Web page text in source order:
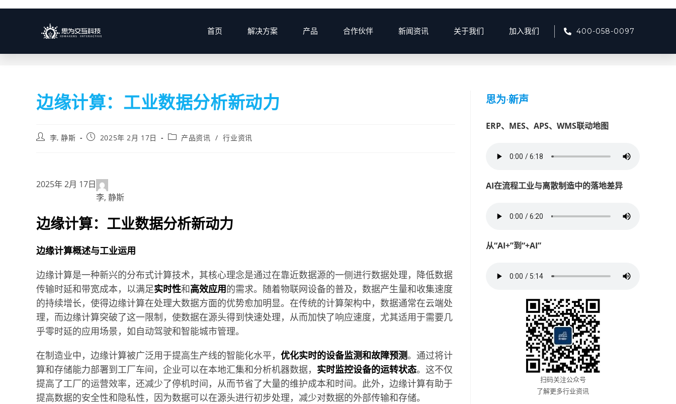
首页 解决方案 产品 合作伙伴 新闻资讯 关于我们 加入我们 400-058-0097
博客 2025 > 2月 > 产品资讯 边缘计算：工业数据分析新动力
边缘计算：工业数据分析新动力
李, 静斯 2025年 2月 17日 产品资讯 / 行业资讯
2025年 2月 17日
李, 静斯
边缘计算：工业数据分析新动力
边缘计算概述与工业运用
边缘计算是一种新兴的分布式计算技术，其核心理念是通过在靠近数据源的一侧进行数据处理，降低数据
传输时延和带宽成本，以满足实时性和高效应用的需求。随着物联网设备的普及，数据产生量和收集速度
的持续增长，使得边缘计算在处理大数据方面的优势愈加明显。在传统的计算架构中，数据通常在云端处
理，而边缘计算突破了这一限制，使数据在源头得到快速处理，从而加快了响应速度，尤其适用于需要几
乎零时延的应用场景，如自动驾驶和智能城市管理。
在制造业中，边缘计算被广泛用于提高生产线的智能化水平， 优化实时的设备监测和故障预测。通过将计
算和存储能力部署到工厂车间，企业可以在本地汇集和分析机器数据， 实时监控设备的运转状态。这不仅
提高了工厂的运营效率，还减少了停机时间，从而节省了大量的维护成本和时间。此外，边缘计算有助于
提高数据的安全性和隐私性，因为数据可以在源头进行初步处理，减少对数据的外部传输和存储。
思为·新声
ERP、MES、APS、WMS联动地图
AI在流程工业与离散制造中的落地差异
从“AI+”到“+AI”
扫码关注公众号
了解更多行业资讯